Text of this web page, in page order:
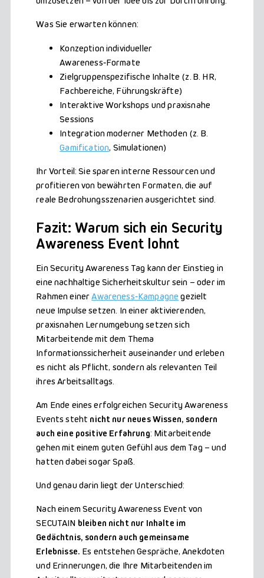
Was Sie erwarten können:
Konzeption individueller
Awareness‑Formate
Zielgruppenspezifische Inhalte (z. B. HR,
Fachbereiche, Führungskräfte)
Interaktive Workshops und praxisnahe
Sessions
Integration moderner Methoden (z. B.
Gamification, Simulationen)
Ihr Vorteil: Sie sparen interne Ressourcen und
profitieren von bewährten Formaten, die auf
reale Bedrohungsszenarien ausgerichtet sind.
Fazit: Warum sich ein Security
Awareness Event lohnt
Ein Security Awareness Tag kann der Einstieg in
eine nachhaltige Sicherheitskultur sein – oder im
Rahmen einerAwareness‑Kampagne gezielt
neue Impulse setzen. In einer aktivierenden,
praxisnahen Lernumgebung setzen sich
Mitarbeitende mit dem Thema
Informationssicherheit auseinander und erleben
es nicht als Pflicht, sondern als relevanten Teil
ihres Arbeitsalltags.
Am Ende eines erfolgreichen Security Awareness
Events steht nicht nur neues Wissen, sondern
auch eine positive Erfahrung: Mitarbeitende
gehen mit einem guten Gefühl aus dem Tag – und
hatten dabei sogar Spaß.
Und genau darin liegt der Unterschied:
Nach einem Security Awareness Event von
SECUTAIN bleiben nicht nur Inhalte im
Gedächtnis, sondern auch gemeinsame
Erlebnisse. Es entstehen Gespräche, Anekdoten
und Erinnerungen, die Ihre Mitarbeitenden im